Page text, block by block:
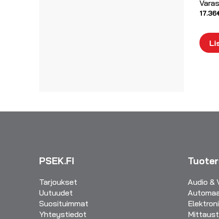
17.36
PSEK.FI
Tarjoukset
Uutuudet
Suosituimmat
Yhteystiedot
Audio &